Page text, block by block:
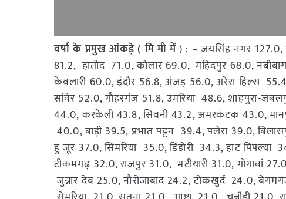
वर्षा के प्रमुख आंकड़े ( मि मी में ) : – जयसिंह नगर 127.0,
81.2, हातोद 71.0, कोलार 69.0, महिदपुर 68.0,
केवलारी 60.0, इंदौर 56.8, अंजड़ 56.0, अरेरा हिल्स
सांवेर 52.0, गौहरगंज 51.8, उमरिया 48.6, शाहपुरा-
44.0, करकेली 43.8, सिवनी 43.2, अमरकंटक 43.0,
40.0, बाड़ी 39.5, प्रभात पट्टन 39.4, पलेरा 39.0,
हु जूर 37.0, सिमरिया 35.0, डिंडोरी 34.3, हाट
टीकमगढ़ 32.0, राजपुर 31.0, मटीयारी 31.0, गोगावां
जुन्नार देव 25.0, नौरोजाबाद 24.2, टोंकखुर्द 24.0,